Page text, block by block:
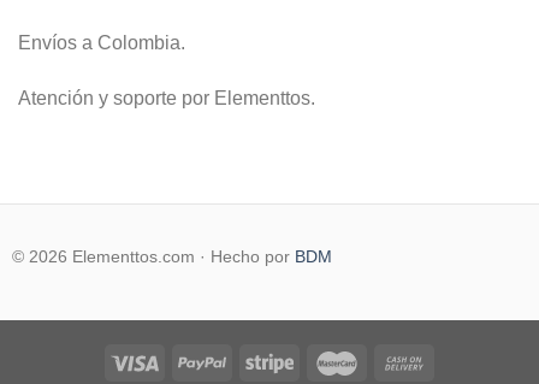
Envíos a Colombia.
Atención y soporte por Elementtos.
© 2026 Elementtos.com · Hecho por BDM